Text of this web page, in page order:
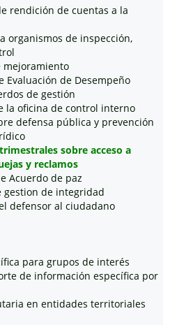
rendición de cuentas a la
organismos de inspección,
mejoramiento
Evaluación de Desempeño
de gestión
la oficina de control interno
defensa pública y prevención
sobre acceso a
y reclamos
Acuerdo de paz
gestion de integridad
defensor al ciudadano
para grupos de interés
de información específica por
en entidades territoriales